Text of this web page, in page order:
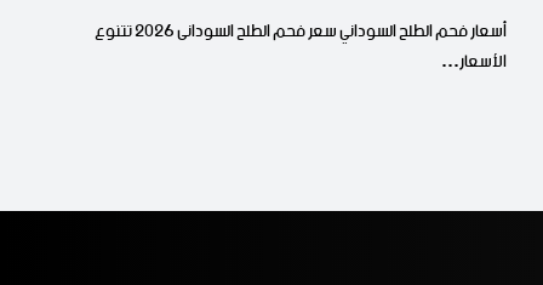
أسعار فحم الطلح السوداني سعر فحم الطلح السودانى 2026 تتنوع
الأسعار…